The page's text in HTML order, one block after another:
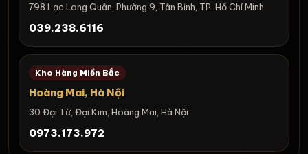
798 Lạc Long Quân, Phường 9, Tân Bình, TP. Hồ Chí Minh
039.238.6116
Kho Hàng Miền Bắc
Hoàng Mai, Hà Nội
30 Đại Từ, Đại Kim, Hoàng Mai, Hà Nội
0973.173.972